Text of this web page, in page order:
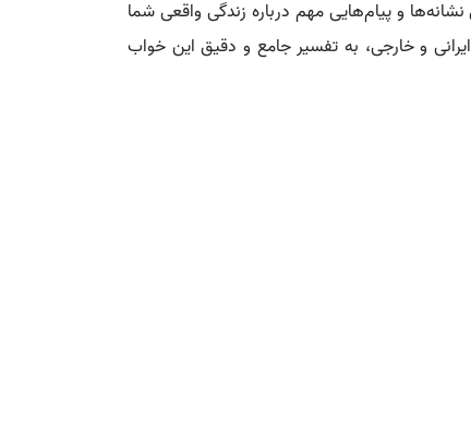
و پیام‌هایی مهم درباره زندگی واقعی شما
و خارجی، به تفسیر جامع و دقیق این خواب